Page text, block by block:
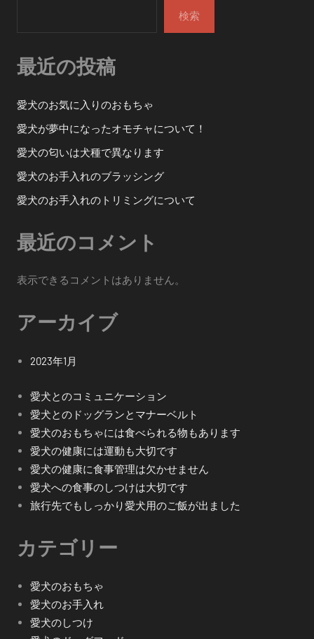
ョ
ン
検索
最近の投稿
愛犬のお気に入りのおもちゃ
愛犬が夢中になったオモチャについて！
愛犬の匂いは犬種で異なります
愛犬のお手入れのブラッシング
愛犬のお手入れのトリミングについて
最近のコメント
表示できるコメントはありません。
アーカイブ
2023年1月
愛犬とのコミュニケーション
愛犬とのドッグランとマナーベルト
愛犬のおもちゃには食べられる物もあります
愛犬の健康には運動も大切です
愛犬の健康に食事管理は欠かせません
愛犬への食事のしつけは大切です
旅行先でもしっかり愛犬用のご飯が出ました
カテゴリー
愛犬のおもちゃ
愛犬のお手入れ
愛犬のしつけ